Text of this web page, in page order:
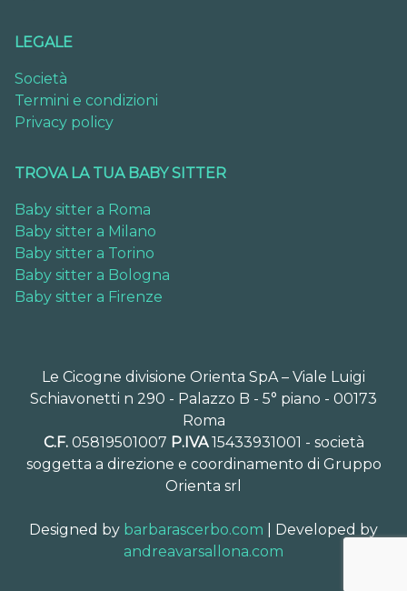
LEGALE
Società
Termini e condizioni
Privacy policy
TROVA LA TUA BABY SITTER
Baby sitter a Roma
Baby sitter a Milano
Baby sitter a Torino
Baby sitter a Bologna
Baby sitter a Firenze
Le Cicogne divisione Orienta SpA – Viale Luigi
Schiavonetti n 290 - Palazzo B - 5° piano - 00173
Roma
C.F.05819501007 P.IVA15433931001 - società
soggetta a direzione e coordinamento di Gruppo
Orienta srl
Designed by barbarascerbo.com | Developed by
andreavarsallona.com